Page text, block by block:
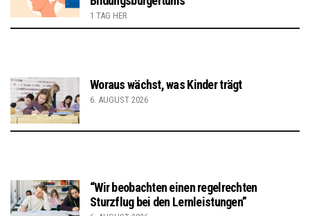
1 TAG HER
Woraus wächst, was Kinder trägt
6. AUGUST 2026
“Wir beobachten einen regelrechten
Sturzflug bei den Lernleistungen”